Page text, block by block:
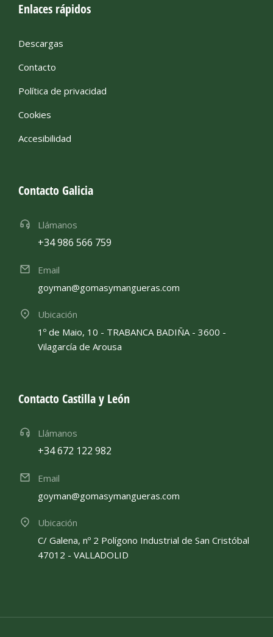
Enlaces rápidos
Descargas
Contacto
Política de privacidad
Cookies
Accesibilidad
Contacto Galicia
Llámanos
+34 986 566 759
Email
goyman@gomasymangueras.com
Ubicación
1º de Maio, 10 - TRABANCA BADIÑA - 3600 -
Vilagarcía de Arousa
Contacto Castilla y León
Llámanos
+34 672 122 982
Email
goyman@gomasymangueras.com
Ubicación
C/ Galena, nº 2 Polígono Industrial de San Cristóbal
47012 - VALLADOLID